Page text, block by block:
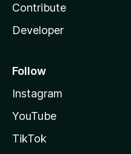
Contribute
Developer
Follow
Instagram
YouTube
TikTok